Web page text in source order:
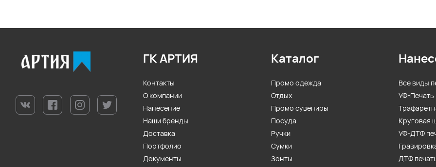
ГК АРТИЯ
Контакты
О компании
Нанесение
Наши бренды
Доставка
Портфолио
Документы
Каталог
Промо одежда
Отдых
Промо сувениры
Посуда
Ручки
Сумки
Зонты
Все виды
УФ-Печать
Круговая
УФ-ДТФ
ДТФ